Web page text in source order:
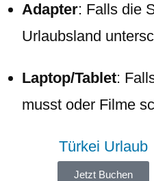
Adapter: Falls die
Urlaubsland
Laptop/Tablet:
musst oder Filme
Türkei Urlaub
Jetzt Buchen